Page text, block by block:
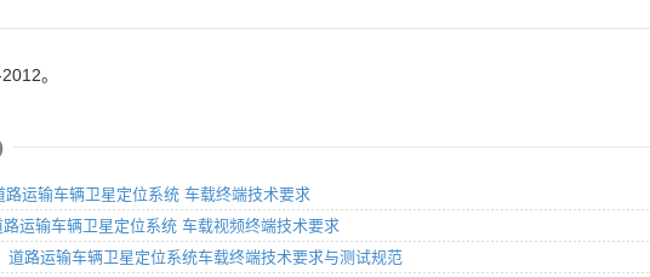
。
运输车辆卫星定位系统 车载终端技术要求
运输车辆卫星定位系统 车载视频终端技术要求
道路运输车辆卫星定位系统车载终端技术要求与测试规范